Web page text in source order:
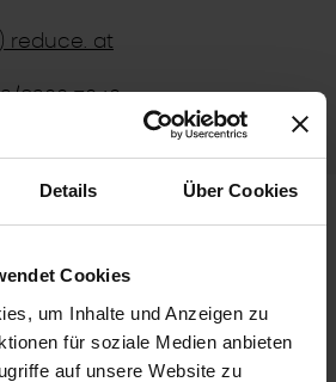
Details Über Cookies
Cookies
um Inhalte und Anzeigen zu
für soziale Medien anbieten
auf unsere Website zu
reduce. at
8200 7040